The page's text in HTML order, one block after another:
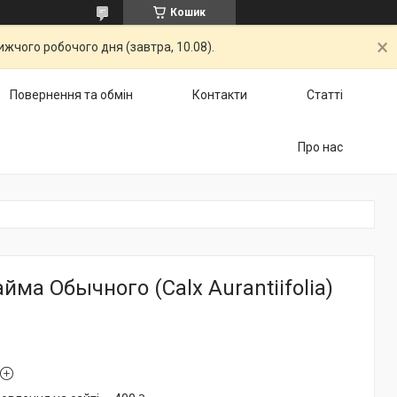
Кошик
робочого дня (завтра, 10.08).
Повернення та обмін Контакти Статті
Про нас
Обычного (Calx Aurantiifolia)